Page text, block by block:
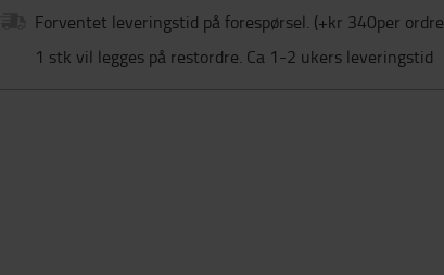
Forventet leveringstid på forespørsel. (+kr 340per ordre
1 stk vil legges på restordre. Ca 1-2 ukers leveringstid